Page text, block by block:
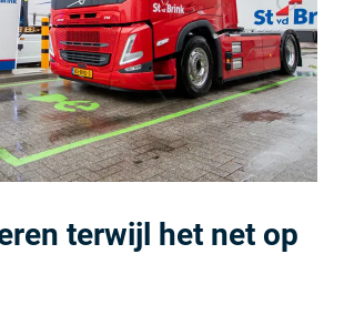
terwijl het net op